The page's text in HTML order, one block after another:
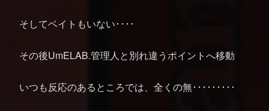
そしてベイトもいない････
その後UmELAB.管理人と別れ違うポイントへ移動
いつも反応のあるところでは、全くの無･････････